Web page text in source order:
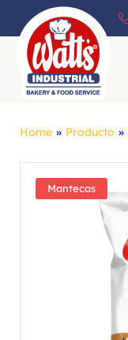
Home » Producto »
Mantecas